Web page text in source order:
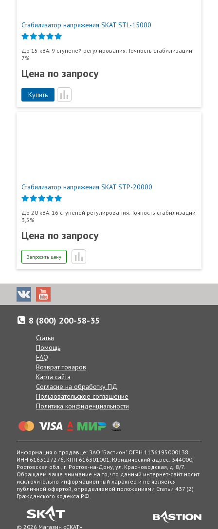
Стабилизатор напряжения SKAT STL-15000
До 15 кВА. 9 ступеней регулирования. Точность стабилизации
7%
Цена по запросу
Купить
Стабилизатор напряжения SKAT STP-20000
До 20 кВА. 16 ступеней регулирования. Точность стабилизации
3,5%
Цена по запросу
Запросить цену
8 (800) 200-58-35
Статьи
Помощь
FAQ
Возврат товаров
Карта сайта
Согласие на обработку ПД
Пользовательское соглашение
Политика конфиденциальности
© 2026 Магазин «СКАТ»
Информация о продавце: ЗАО "Бастион" ОГРН 1136195000138,
ИНН 6163127276, КПП 616301001, Юридический адрес: 344000,
Ростовская обл., г. Ростов-на-Дону, ул. Красноводская, д. 8/7.
Обращаем ваше внимание на то, что данный интернет-сайт носит
исключительно информационный характер и не является
публичной офертой, определяемой положениями Статьи 437 (2)
Гражданского кодекса РФ.